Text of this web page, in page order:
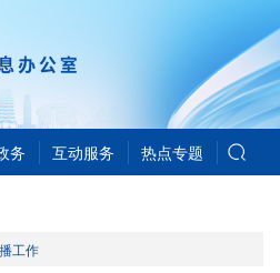
务 互动服务 热点专题
工作